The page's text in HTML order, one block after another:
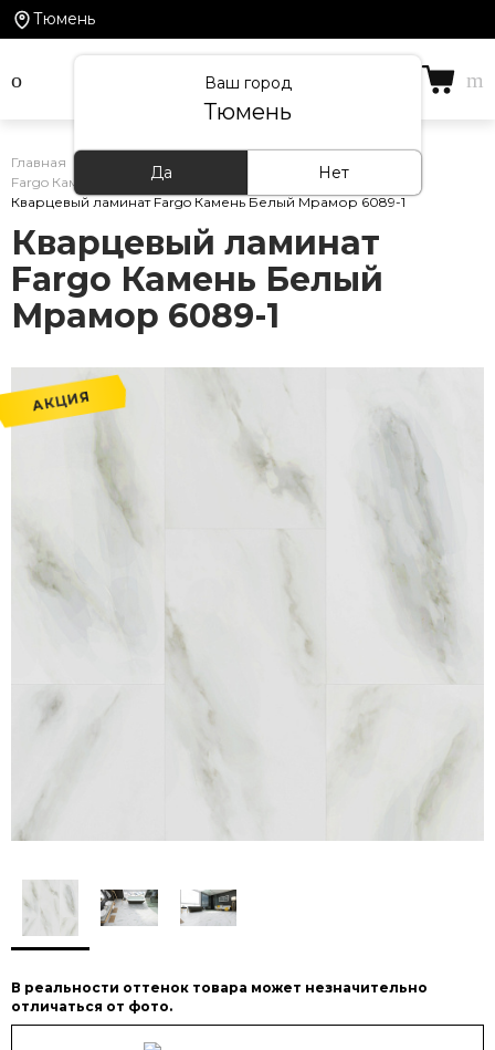
Тюмень
Ваш город
Тюмень
Да Нет
Главная Каталог товаров Кварцевый ламинат
Fargo Камень
Кварцевый ламинат Fargo Камень Белый Мрамор 6089-1
Кварцевый ламинат
Fargo Камень Белый
Мрамор 6089-1
АКЦИЯ
В реальности оттенок товара может незначительно
отличаться от фото.